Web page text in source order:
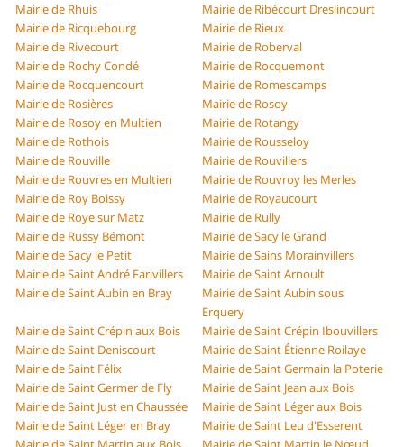
Mairie de Rhuis
Mairie de Ribécourt Dreslincourt
Mairie de Ricquebourg
Mairie de Rieux
Mairie de Rivecourt
Mairie de Roberval
Mairie de Rochy Condé
Mairie de Rocquemont
Mairie de Rocquencourt
Mairie de Romescamps
Mairie de Rosières
Mairie de Rosoy
Mairie de Rosoy en Multien
Mairie de Rotangy
Mairie de Rothois
Mairie de Rousseloy
Mairie de Rouville
Mairie de Rouvillers
Mairie de Rouvres en Multien
Mairie de Rouvroy les Merles
Mairie de Roy Boissy
Mairie de Royaucourt
Mairie de Roye sur Matz
Mairie de Rully
Mairie de Russy Bémont
Mairie de Sacy le Grand
Mairie de Sacy le Petit
Mairie de Sains Morainvillers
Mairie de Saint André Farivillers
Mairie de Saint Arnoult
Mairie de Saint Aubin en Bray
Mairie de Saint Aubin sous
Erquery
Mairie de Saint Crépin aux Bois
Mairie de Saint Crépin Ibouvillers
Mairie de Saint Deniscourt
Mairie de Saint Étienne Roilaye
Mairie de Saint Félix
Mairie de Saint Germain la Poterie
Mairie de Saint Germer de Fly
Mairie de Saint Jean aux Bois
Mairie de Saint Just en Chaussée
Mairie de Saint Léger aux Bois
Mairie de Saint Léger en Bray
Mairie de Saint Leu d'Esserent